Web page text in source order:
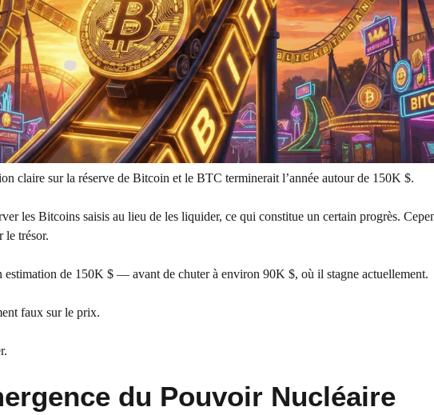
claire sur la réserve de Bitcoin et le BTC terminerait l’année autour de 150K $.
les Bitcoins saisis au lieu de les liquider, ce qui constitue un certain progrès.
le trésor.
de 150K $ — avant de chuter à environ 90K $, où il stagne actuellement.
faux sur le prix.
du Pouvoir Nucléaire